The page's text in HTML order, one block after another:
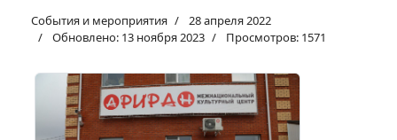
События и мероприятия
28 апреля 2022
Обновлено: 13 ноября 2023
Просмотров: 1571